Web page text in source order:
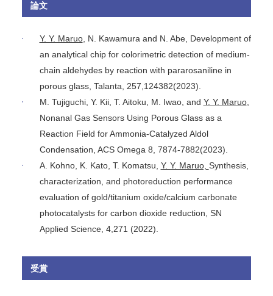
論文
Y. Y. Maruo, N. Kawamura and N. Abe, Development of
an analytical chip for colorimetric detection of medium-
chain aldehydes by reaction with pararosaniline in
porous glass, Talanta, 257,124382(2023).
M. Tujiguchi, Y. Kii, T. Aitoku, M. Iwao, and Y. Y. Maruo,
Nonanal Gas Sensors Using Porous Glass as a
Reaction Field for Ammonia-Catalyzed Aldol
Condensation, ACS Omega 8, 7874-7882(2023).
A. Kohno, K. Kato, T. Komatsu, Y. Y. Maruo, Synthesis,
characterization, and photoreduction performance
evaluation of gold/titanium oxide/calcium carbonate
photocatalysts for carbon dioxide reduction, SN
Applied Science, 4,271 (2022).
受賞